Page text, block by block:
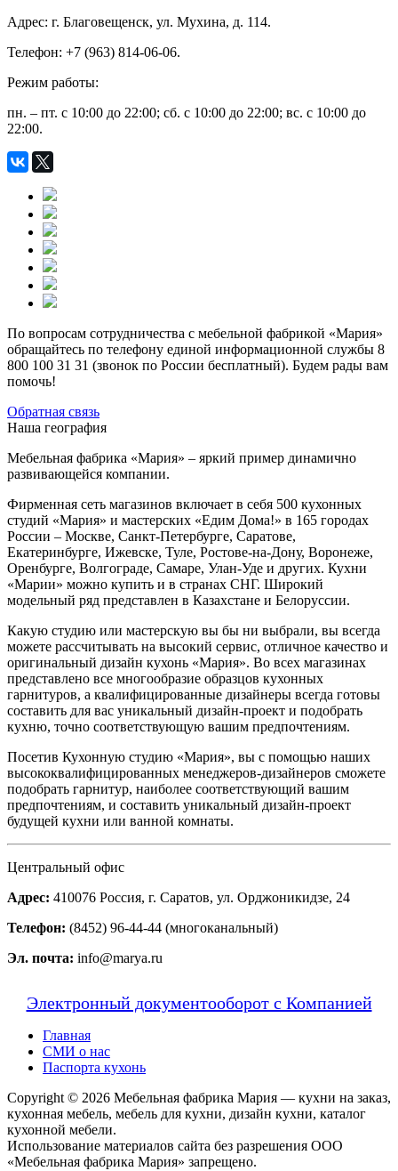
Адрес: г. Благовещенск, ул. Мухина, д. 114.
Телефон: +7 (963) 814-06-06.
Режим работы:
пн. – пт. с 10:00 до 22:00; сб. с 10:00 до 22:00; вс. с 10:00 до
22:00.
По вопросам сотрудничества с мебельной фабрикой «Мария»
обращайтесь по телефону единой информационной службы 8
800 100 31 31 (звонок по России бесплатный). Будем рады вам
помочь!
Обратная связь
Наша география
Мебельная фабрика «Мария» – яркий пример динамично
развивающейся компании.
Фирменная сеть магазинов включает в себя 500 кухонных
студий «Мария» и мастерских «Едим Дома!» в 165 городах
России – Москве, Санкт-Петербурге, Саратове,
Екатеринбурге, Ижевске, Туле, Ростове-на-Дону, Воронеже,
Оренбурге, Волгограде, Самаре, Улан-Уде и других. Кухни
«Марии» можно купить и в странах СНГ. Широкий
модельный ряд представлен в Казахстане и Белоруссии.
Какую студию или мастерскую вы бы ни выбрали, вы всегда
можете рассчитывать на высокий сервис, отличное качество и
оригинальный дизайн кухонь «Мария». Во всех магазинах
представлено все многообразие образцов кухонных
гарнитуров, а квалифицированные дизайнеры всегда готовы
составить для вас уникальный дизайн-проект и подобрать
кухню, точно соответствующую вашим предпочтениям.
Посетив Кухонную студию «Мария», вы с помощью наших
высококвалифицированных менеджеров-дизайнеров сможете
подобрать гарнитур, наиболее соответствующий вашим
предпочтениям, и составить уникальный дизайн-проект
будущей кухни или ванной комнаты.
Центральный офис
Адрес: 410076 Россия, г. Саратов, ул. Орджоникидзе, 24
Телефон: (8452) 96-44-44 (многоканальный)
Эл. почта: info@marya.ru
Электронный документооборот с Компанией
Главная
СМИ о нас
Паспорта кухонь
Copyright © 2026 Мебельная фабрика Мария — кухни на заказ,
кухонная мебель, мебель для кухни, дизайн кухни, каталог
кухонной мебели.
Использование материалов сайта без разрешения ООО
«Мебельная фабрика Мария» запрещено.